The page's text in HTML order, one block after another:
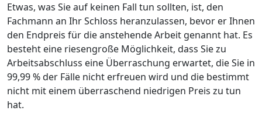
Etwas, was Sie auf keinen Fall tun sollten, ist, den
Fachmann an Ihr Schloss heranzulassen, bevor er Ihnen
den Endpreis für die anstehende Arbeit genannt hat. Es
besteht eine riesengroße Möglichkeit, dass Sie zu
Arbeitsabschluss eine Überraschung erwartet, die Sie in
99,99 % der Fälle nicht erfreuen wird und die bestimmt
nicht mit einem überraschend niedrigen Preis zu tun
hat.